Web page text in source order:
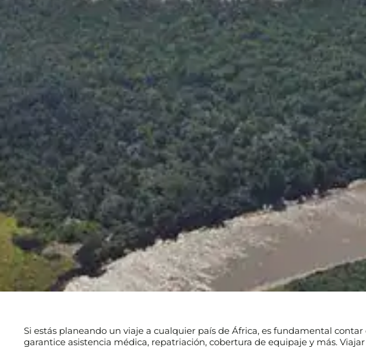
Si estás planeando un viaje a cualquier país de África, es fundamental contar
garantice asistencia médica, repatriación, cobertura de equipaje y más.